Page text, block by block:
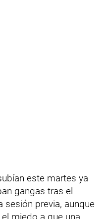
este martes ya
gangas tras el
sesión previa, aunque